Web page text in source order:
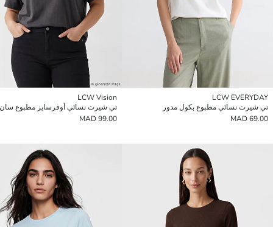
LCW EVERYDAY
تي شيرت نسائي مطبوع بكول مدور
69.00 MAD
LCW Vision
99.00 MAD